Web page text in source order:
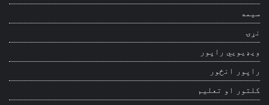
سیمه
نړۍ
ویډیويي راپور
راپور انځور
کلتور او تعلیم